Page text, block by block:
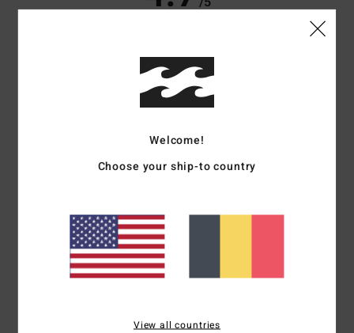
100% de nos clients recommandent ce produit
Rapport qualité / prix
Matière
Coloris
Welcome!
Choose your ship-to country
View all countries